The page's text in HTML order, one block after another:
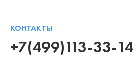
КОНТАКТЫ
+7(499)113-33-14